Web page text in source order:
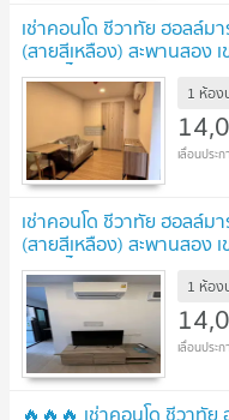
เช่าคอนโด ชีวาทัย ฮอลล์ม
(สายสีเหลือง) สะพานสอง
✅ ทักไลน์
✅ UPDATE ! 1 ห้อง
เช่าคอนโด ชีวาทัย ฮอลล์ม
(สายสีเหลือง) สะพานสอง
✅ ทักไลน์
✅ UPDATE ! 1 ห้อง